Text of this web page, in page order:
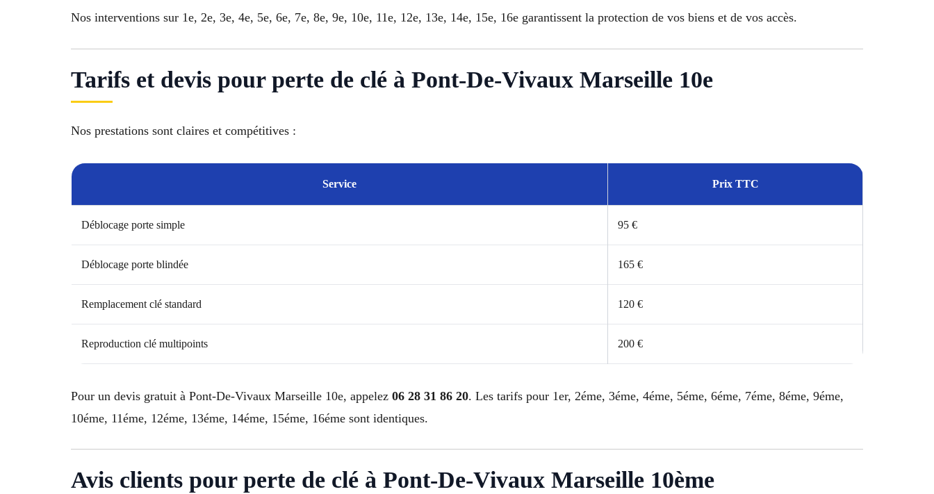
Nos interventions sur 1e, 2e, 3e, 4e, 5e, 6e, 7e, 8e, 9e, 10e, 11e, 12e, 13e, 14e, 15e, 16e garantissent la protection de vos biens et de vos accès.
Tarifs et devis pour perte de clé à Pont-De-Vivaux Marseille 10e
Nos prestations sont claires et compétitives :
Service Prix TTC
Déblocage porte simple 95 €
Déblocage porte blindée 165 €
Remplacement clé standard 120 €
Reproduction clé multipoints 200 €
Pour un devis gratuit à Pont-De-Vivaux Marseille 10e, appelez 06 28 31 86 20. Les tarifs pour 1er, 2éme, 3éme, 4éme, 5éme, 6éme, 7éme, 8éme, 9éme,
10éme, 11éme, 12éme, 13éme, 14éme, 15éme, 16éme sont identiques.
Avis clients pour perte de clé à Pont-De-Vivaux Marseille 10ème